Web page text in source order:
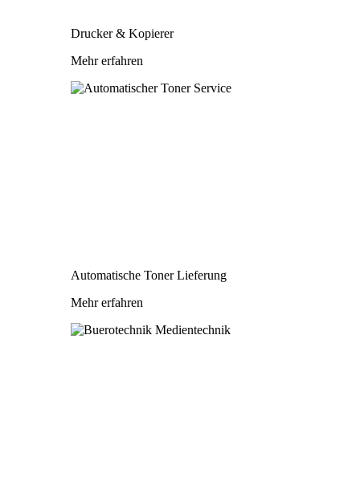
Drucker & Kopierer
Mehr erfahren
Automatische Toner Lieferung
Mehr erfahren